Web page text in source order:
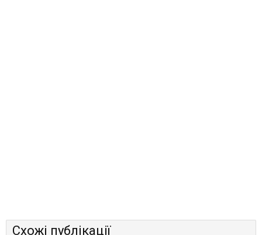
Схожі публікації